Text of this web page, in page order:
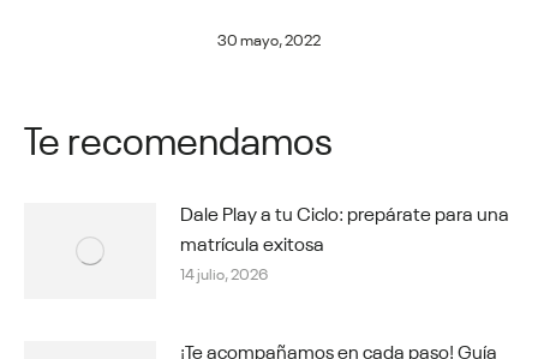
30 mayo, 2022
Te recomendamos
Dale Play a tu Ciclo: prepárate para una
matrícula exitosa
14 julio, 2026
¡Te acompañamos en cada paso! Guía